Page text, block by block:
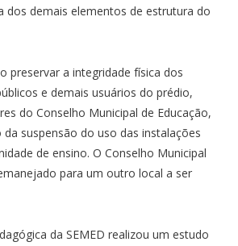
dos demais elementos de estrutura do
preservar a integridade física dos
e demais usuários do prédio,
do Conselho Municipal de Educação,
suspensão do uso das instalações
de ensino. O Conselho Municipal
para um outro local a ser
da SEMED realizou um estudo